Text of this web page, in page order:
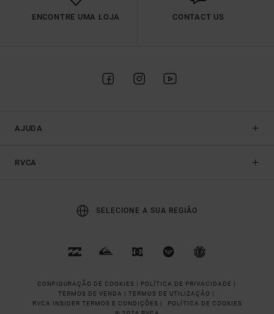
ENCONTRE UMA LOJA CONTACT US
AJUDA
RVCA
SELECIONE A SUA REGIÃO
CONFIGURAÇÃO DE COOKIES | POLÍTICA DE PRIVACIDADE |
TERMOS DE VENDA | TERMOS DE UTILIZAÇÂO |
RVCA INSIDER TERMOS E CONDIÇÕES |
POLÍTICA DE COOKIES